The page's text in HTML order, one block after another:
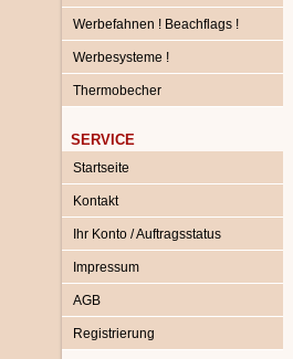
Werbefahnen ! Beachflags !
Werbesysteme !
Thermobecher
SERVICE
Startseite
Kontakt
Ihr Konto / Auftragsstatus
Impressum
AGB
Registrierung